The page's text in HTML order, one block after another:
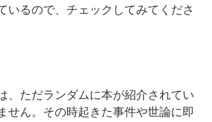
いるので、チェックしてみてくださ
、ただランダムに本が紹介されてい
せん。その時起きた事件や世論に即